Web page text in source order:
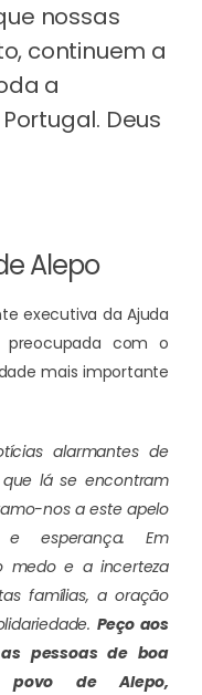
nossas
continuem a
a
Deus
Alepo
executiva da Ajuda
preocupada com o
mais importante
alarmantes de
lá se encontram
nos a este apelo
esperança. Em
medo e a incerteza
famílias, a oração
Peço aos
pessoas de boa
de Alepo,